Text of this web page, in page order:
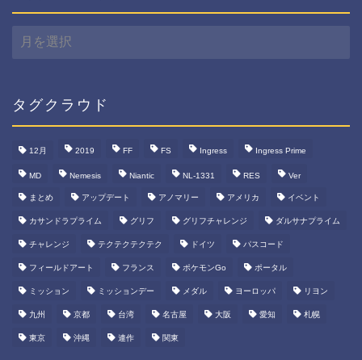
間
カ
タグクラウド
12月 2019 FF FS Ingress Ingress Prime
MD Nemesis Niantic NL-1331 RES Ver
まとめ アップデート アノマリー アメリカ イベント
カサンドラプライム グリフ グリフチャレンジ ダルサナプライム
チャレンジ テクテクテクテク ドイツ パスコード
フィールドアート フランス ポケモンGo ポータル
ミッション ミッションデー メダル ヨーロッパ リヨン
九州 京都 台湾 名古屋 大阪 愛知 札幌
東京 沖縄 連作 関東